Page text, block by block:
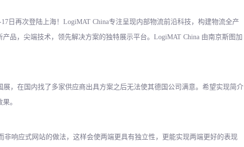
17日再次登陆上海！LogiMAT China专注呈现内部物流前沿科技，构建物流全产
品，尖端技术，领先解决方案的独特展示平台。LogiMAT China 由南京斯图加
展，在国内找了多家供应商出具方案之后无法使其德国公司满意。希望实现简介
。
非响应式网站的做法，这样会使两端更具有独立性，更能实现两端更好的表现